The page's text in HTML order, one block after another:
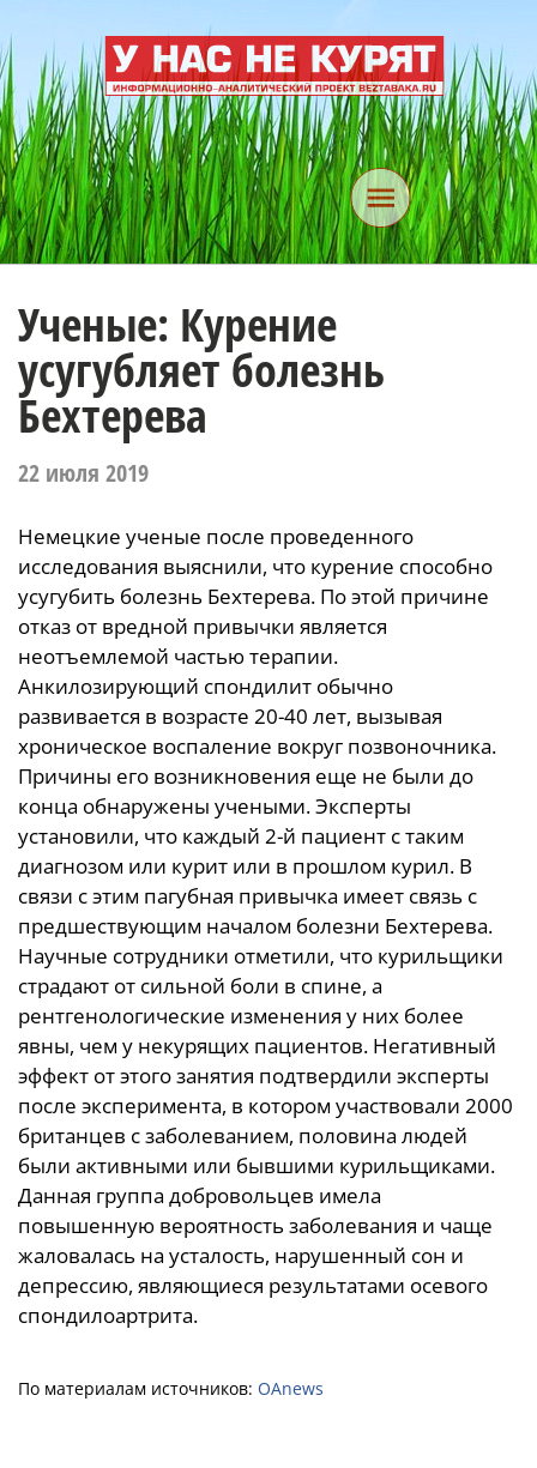
Ученые: Курение
усугубляет болезнь
Бехтерева
22 июля 2019
Немецкие ученые после проведенного
исследования выяснили, что курение способно
усугубить болезнь Бехтерева. По этой причине
отказ от вредной привычки является
неотъемлемой частью терапии.
Анкилозирующий спондилит обычно
развивается в возрасте 20-40 лет, вызывая
хроническое воспаление вокруг позвоночника.
Причины его возникновения еще не были до
конца обнаружены учеными. Эксперты
установили, что каждый 2-й пациент с таким
диагнозом или курит или в прошлом курил. В
связи с этим пагубная привычка имеет связь с
предшествующим началом болезни Бехтерева.
Научные сотрудники отметили, что курильщики
страдают от сильной боли в спине, а
рентгенологические изменения у них более
явны, чем у некурящих пациентов. Негативный
эффект от этого занятия подтвердили эксперты
после эксперимента, в котором участвовали 2000
британцев с заболеванием, половина людей
были активными или бывшими курильщиками.
Данная группа добровольцев имела
повышенную вероятность заболевания и чаще
жаловалась на усталость, нарушенный сон и
депрессию, являющиеся результатами осевого
спондилоартрита.
По материалам источников: OAnews